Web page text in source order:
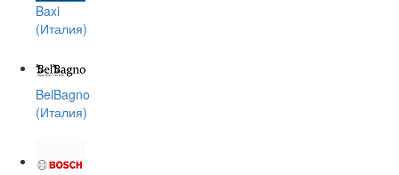
Baxi
(Италия)
BelBagno
(Италия)